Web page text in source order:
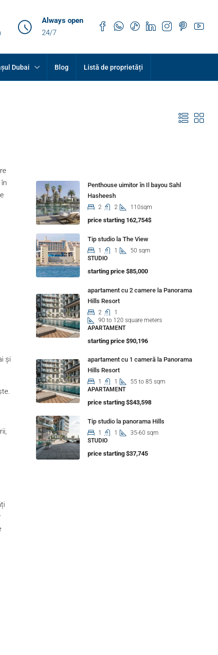
Always open
24/7
Dubai Blog Listă de proprietăți
și
Penthouse uimitor în Il bayou Sahl
Hasheesh
2 2 110sqm
price starting 162,754$
Tip studio la The View
1 1
50 sqm
STUDIO
starting price $85,000
apartament cu 2 camere la Panorama
Hills Resort
2
1
90 to 120 square meters
APARTAMENT
starting price $90,196
apartament cu 1 cameră la Panorama
Hills Resort
1 1
55 to 85 sqm
APARTAMENT
price starting $$43,598
Tip studio la panorama Hills
1 1
35-60 sqm
STUDIO
price starting $37,745